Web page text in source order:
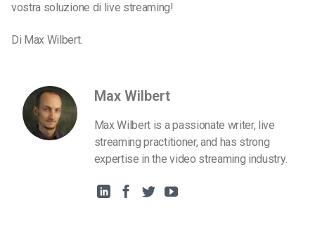
vostra soluzione di live streaming!
Di Max Wilbert.
Max Wilbert
Max Wilbert is a passionate writer, live
streaming practitioner, and has strong
expertise in the video streaming industry.